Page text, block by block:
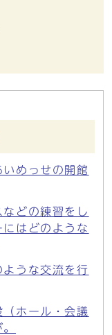
めっせの開館
どの練習をし
はどのような
うな交流を行
ホール・会議